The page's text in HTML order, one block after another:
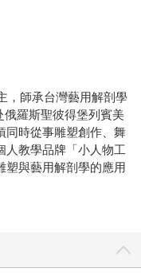
，師承台灣藝用解剖學
俄羅斯聖彼得堡列賓美
同時從事雕塑創作、舞
人教學品牌「小人物工
塑與藝用解剖學的應用